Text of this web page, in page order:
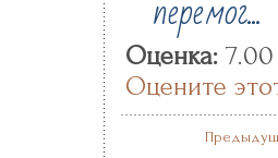
Оценка:
Оцените